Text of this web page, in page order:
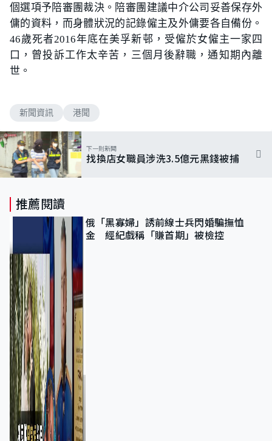
個選項予陪審團裁決。陪審團建議中介公司妥善保存外
傭的資料，而身體狀況的記錄僱主及外傭要各自備份。
46歲死者2016年底在美孚新邨，受僱於女僱主一家四
口，曾投訴工作太辛苦，三個月後辭職，通知期內離
世。
新聞資訊 港聞
下一則新聞
找換店女職員涉洗3.5億元黑錢被捕
推薦閱讀
俄「黑寡婦」誘前線士兵閃婚騙撫恤
金 經紀戲稱「賺首期」被檢控